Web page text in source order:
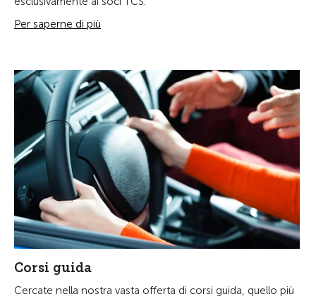
Per saperne di più
Corsi guida
Cercate nella nostra vasta offerta di corsi guida, quello più